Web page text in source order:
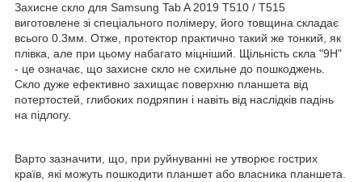
Захисне скло для Samsung Tab A 2019 T510 / T515
виготовлене зі спеціального полімеру, його товщина складає
всього 0.3мм. Отже, протектор практично такий же тонкий, як
плівка, але при цьому набагато міцніший. Щільність скла "9Н"
- це означає, що захисне скло не схильне до пошкоджень.
Скло дуже ефективно захищає поверхню планшета від
потертостей, глибоких подряпин і навіть від наслідків падінь
на підлогу.
Варто зазначити, що, при руйнуванні не утворює гострих
країв, які можуть пошкодити планшет або власника планшета.